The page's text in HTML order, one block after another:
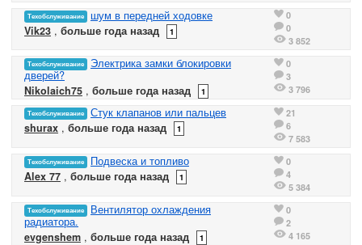
Техобслуживание
шум в передней ходовке
Vik23 , больше года назад 1
0
0
3 852
Техобслуживание
Электрика замки блокировки
дверей?
Nikolaich75 , больше года назад 1
0
3
3 796
Техобслуживание
Стук клапанов или пальцев
shurax , больше года назад 1
21
6
7 583
Техобслуживание
Подвеска и топливо
Alex 77 , больше года назад 1
0
4
5 384
Техобслуживание
Вентилятор охлаждения
радиатора.
evgenshem , больше года назад 1
0
2
4 165